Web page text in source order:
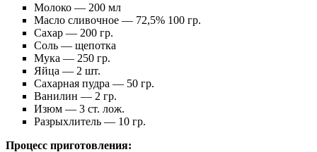
Молоко — 200 мл
Масло сливочное — 72,5% 100 гр.
Сахар — 200 гр.
Соль — щепотка
Мука — 250 гр.
Яйца — 2 шт.
Сахарная пудра — 50 гр.
Ванилин — 2 гр.
Изюм — 3 ст. лож.
Разрыхлитель — 10 гр.
Процесс приготовления: